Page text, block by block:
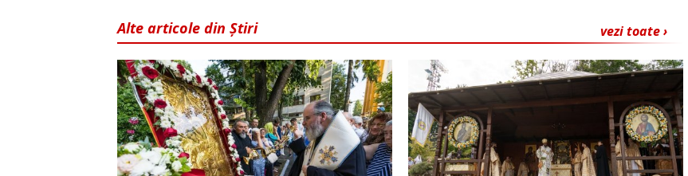
vezi toate ›
Alte articole din Știri